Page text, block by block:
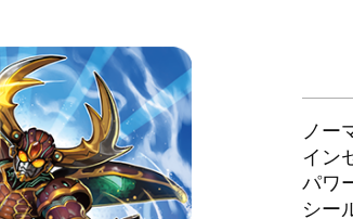
ノー
イン
パワ
シー